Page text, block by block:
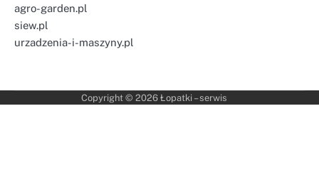
agro-garden.pl
siew.pl
urzadzenia-i-maszyny.pl
Copyright © 2026 Łopatki – serwis